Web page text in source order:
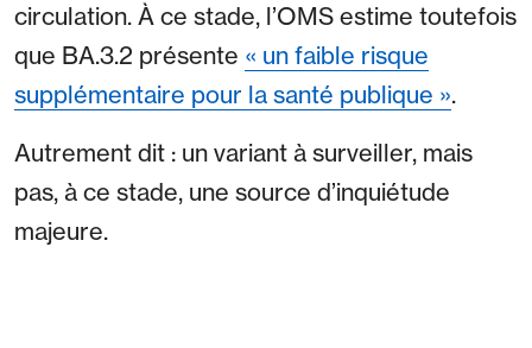
circulation. À ce stade, l’OMS estime toutefois
que BA.3.2 présente « un faible risque
supplémentaire pour la santé publique ».
Autrement dit : un variant à surveiller, mais
pas, à ce stade, une source d’inquiétude
majeure.